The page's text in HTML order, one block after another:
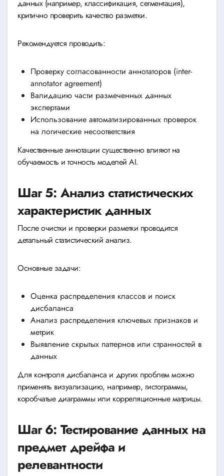
данных (например, классификация, сегментация),
критично проверить качество разметки.
Рекомендуется проводить:
Проверку согласованности аннотаторов (inter-
annotator agreement)
Валидацию части размеченных данных
экспертами
Использование автоматизированных проверок
на логические несоответствия
Качественные аннотации существенно влияют на
обучаемость и точность моделей AI.
Шаг 5: Анализ статистических
характеристик данных
После очистки и проверки разметки проводится
детальный статистический анализ.
Основные задачи:
Оценка распределения классов и поиск
дисбаланса
Анализ распределения ключевых признаков и
метрик
Выявление скрытых паттернов или странностей в
данных
Для контроля дисбаланса и других проблем можно
применять визуализацию, например, гистограммы,
коробчатые диаграммы или корреляционные матрицы.
Шаг 6: Тестирование данных на
предмет дрейфа и
релевантности